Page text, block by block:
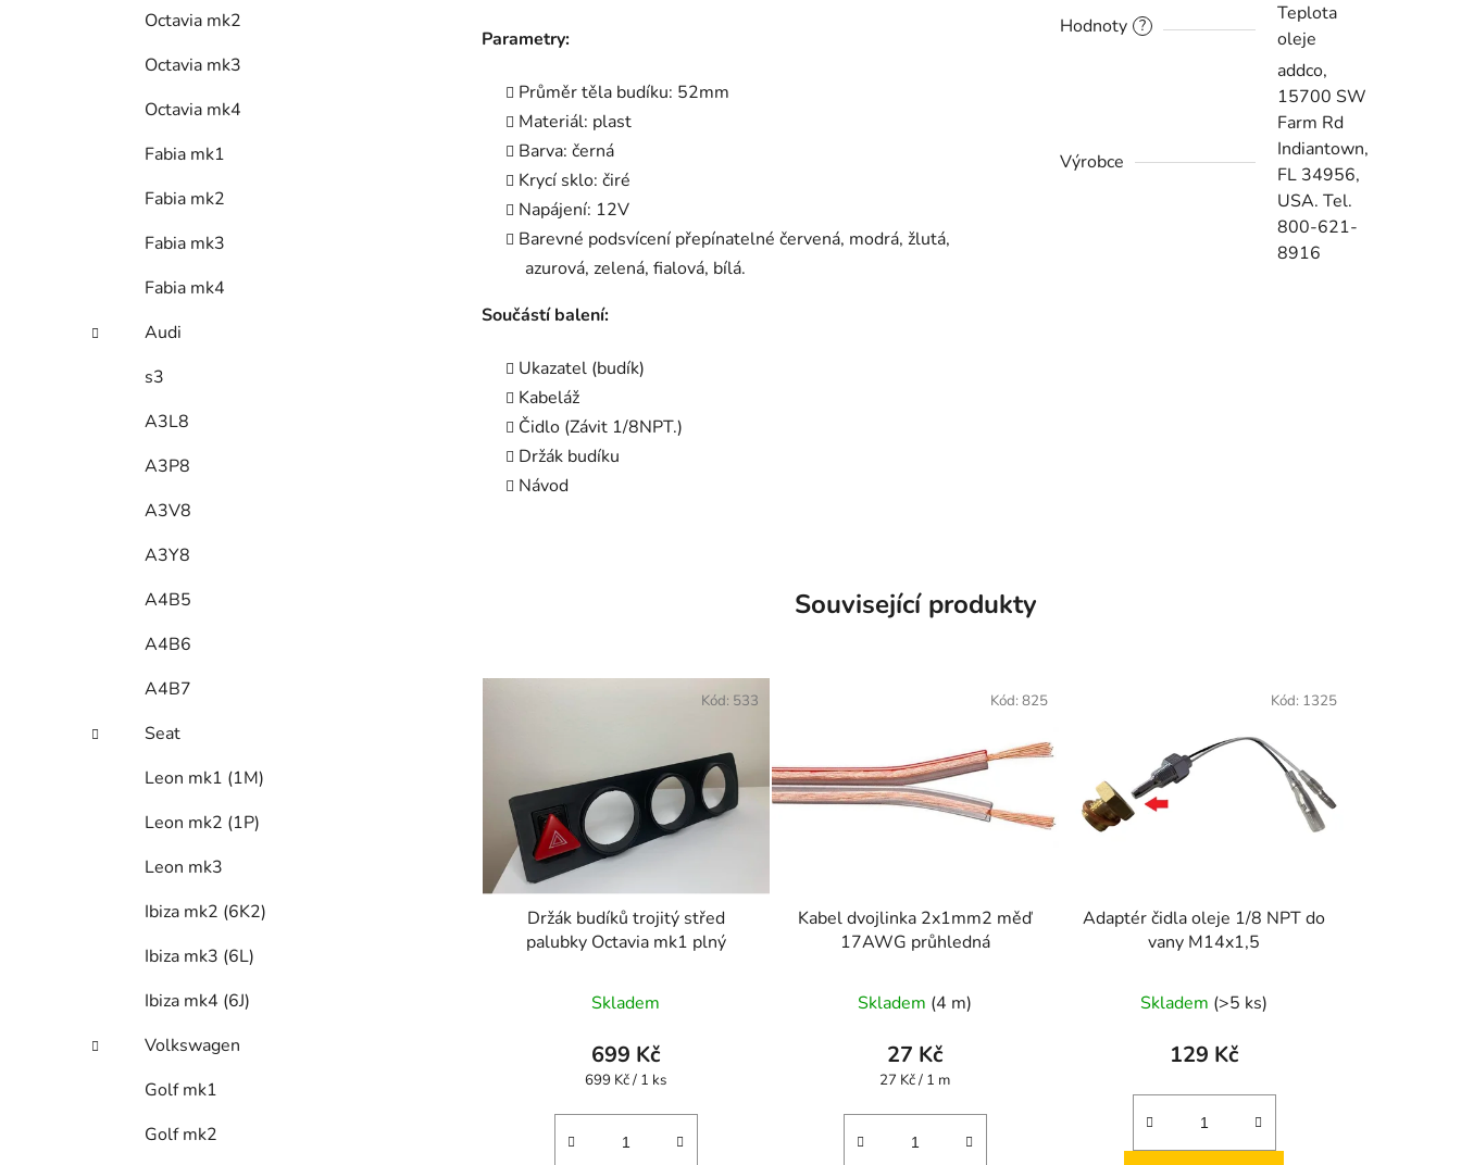
Octavia mk2
Octavia mk3
Octavia mk4
Fabia mk1
Fabia mk2
Fabia mk3
Fabia mk4
Audi
s3
A3L8
A3P8
A3V8
A3Y8
A4B5
A4B6
A4B7
Seat
Leon mk1 (1M)
Leon mk2 (1P)
Leon mk3
Ibiza mk2 (6K2)
Ibiza mk3 (6L)
Ibiza mk4 (6J)
Volkswagen
Golf mk1
Golf mk2
Parametry:
Průměr těla budíku: 52mm
Materiál: plast
Barva: černá
Krycí sklo: čiré
Napájení: 12V
Barevné podsvícení přepínatelné červená, modrá, žlutá,
azurová, zelená, fialová, bílá.
Součástí balení:
Ukazatel (budík)
Kabeláž
Čidlo (Závit 1/8NPT.)
Držák budíku
Návod
?
Hodnoty
Teplota
oleje
Výrobce
addco,
15700 SW
Farm Rd
Indiantown,
FL 34956,
USA. Tel.
800-621-
8916
Související produkty
Držák budíků trojitý střed
palubky Octavia mk1 plný
Skladem
699 Kč
Měrná
699 Kč / 1 ks
Kód: 533
Kabel dvojlinka 2x1mm2 měď
17AWG průhledná
Skladem (4 m)
27 Kč
Měrná
27 Kč / 1 m
Kód: 825
Adaptér čidla oleje 1/8 NPT do
vany M14x1,5
Skladem (>5 ks)
129 Kč
Kód: 1325